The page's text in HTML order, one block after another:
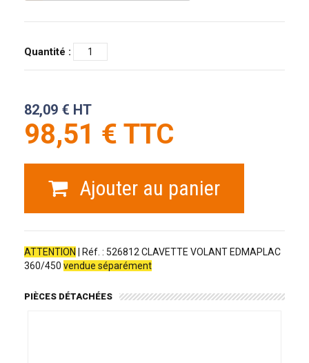
Quantité :
82,09 € HT
98,51 € TTC
Ajouter au panier
ATTENTION
| Réf. : 526812 CLAVETTE VOLANT EDMAPLAC
360/450 vendue séparément
PIÈCES DÉTACHÉES